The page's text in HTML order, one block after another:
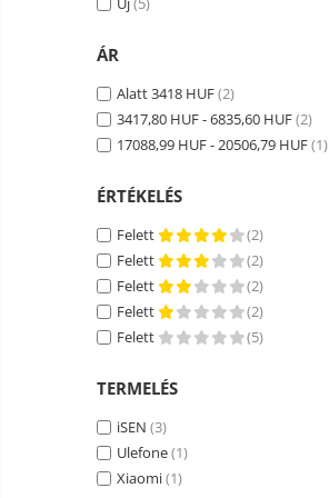
Okos autó tükrök kamerával
Vezeték nélküli térfigyelő
kamerák
Mini videokamera
Térfigyelő kamera tartozékok
Professzionális fejhallgató
Vezeték nélküli fejhallgató
Okosórák és fitnesz karkötők
Fitness karkötők
Okosóra
Elektromos
robogók
és
Elektromos robogók
Robogó alkatrészek és
tartozékok
Elektromos
ÁR
Alatt 3418 HUF(2)
3417,80 HUF - 6835,60 HUF(2)
17088,99 HUF - 20506,79 HUF(1)
ÉRTÉKELÉS
Felett
(2)
Felett
(2)
Felett
(2)
Felett
(2)
Felett
(5)
TERMELÉS
iSEN (3)
Ulefone(1)
Xiaomi(1)